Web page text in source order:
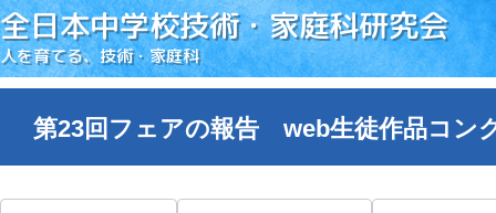
全日本中学校技術・家庭科研究会
人を育てる、技術・家庭科
第23回フェアの報告 web生徒作品コン